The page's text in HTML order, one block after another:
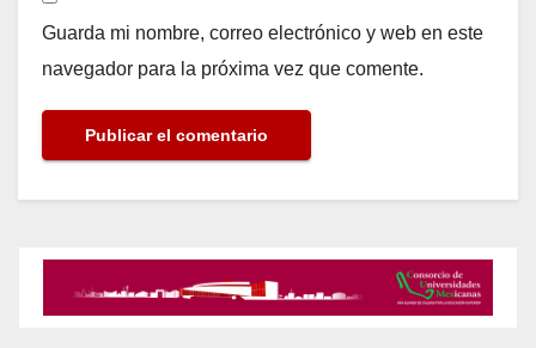
Guarda mi nombre, correo electrónico y web en este
navegador para la próxima vez que comente.